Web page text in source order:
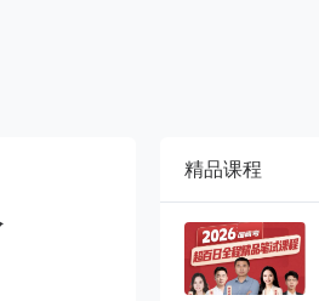
精品课程